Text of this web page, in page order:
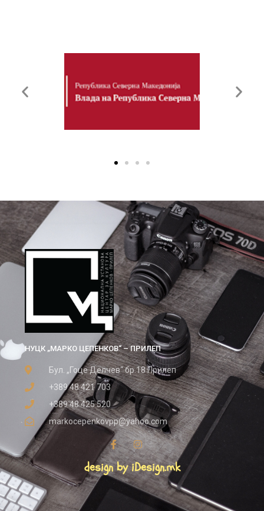
НУЦК „МАРКО ЦЕПЕНКОВ“ – ПРИЛЕП
Бул. „Гоце Делчев“ бр.18 Прилеп
+389 48 421 703
+389 48 425 520
markocepenkovpp@yahoo.com
design by iDesign.mk